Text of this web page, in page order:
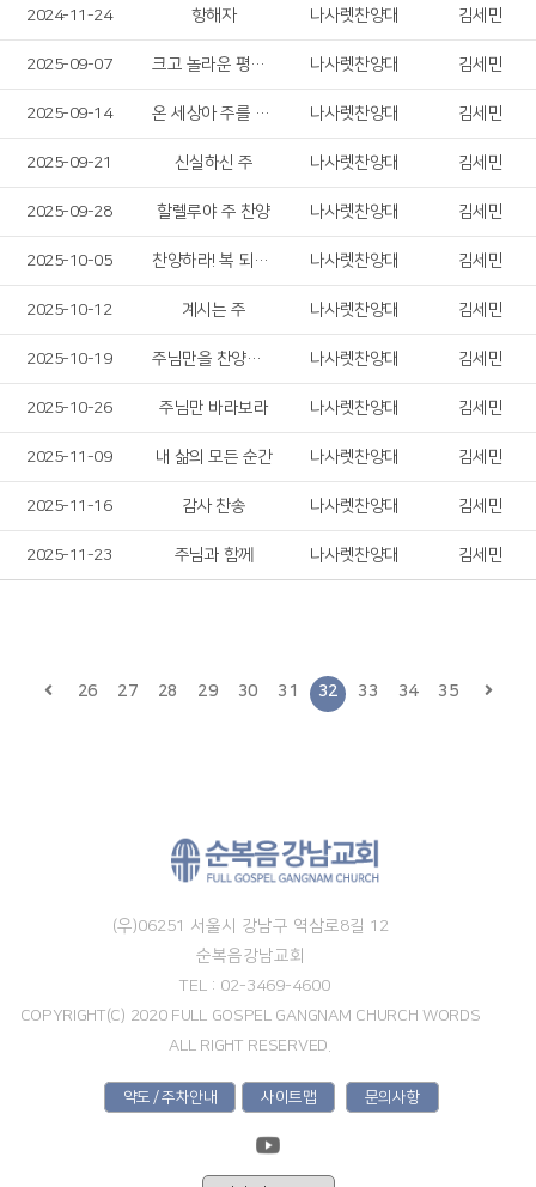
2024-11-24 항해자 나사렛찬양대 김세민
2025-09-07 크고 놀라운 평화가 나사렛찬양대 김세민
2025-09-14 온 세상아 주를 찬양하라 나사렛찬양대 김세민
2025-09-21 신실하신 주 나사렛찬양대 김세민
2025-09-28 할렐루야 주 찬양 나사렛찬양대 김세민
2025-10-05 찬양하라! 복 되신 구세주 예수! 나사렛찬양대 김세민
2025-10-12 계시는 주 나사렛찬양대 김세민
2025-10-19 주님만을 찬양합니다 나사렛찬양대 김세민
2025-10-26 주님만 바라보라 나사렛찬양대 김세민
2025-11-09 내 삶의 모든 순간 나사렛찬양대 김세민
2025-11-16 감사 찬송 나사렛찬양대 김세민
2025-11-23 주님과 함께 나사렛찬양대 김세민
26 27 28 29 30 31 32 33 34 35
(우)06251 서울시 강남구 역삼로8길 12
순복음강남교회
TEL : 02-3469-4600
COPYRIGHT(C) 2020 FULL GOSPEL GANGNAM CHURCH WORDS
ALL RIGHT RESERVED.
약도 / 주차안내 사이트맵 문의사항